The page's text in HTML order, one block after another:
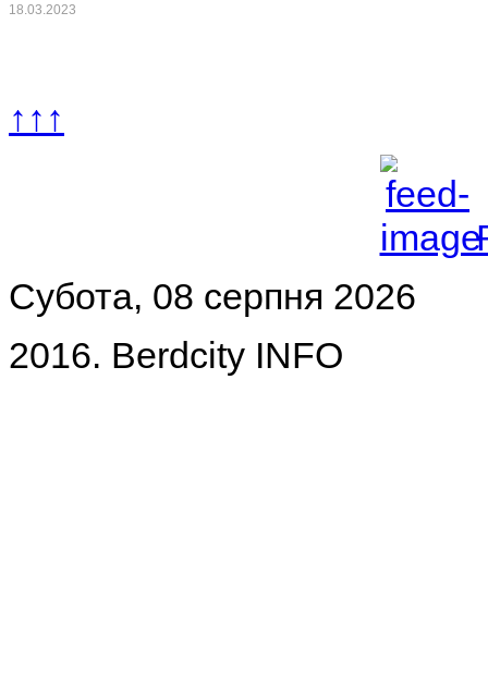
18.03.2023
↑↑↑
Субота, 08 серпня 2026
2016. Berdcity INFO